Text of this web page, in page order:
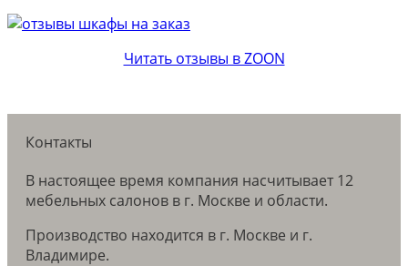
Читать отзывы в ZOON
Контакты
В настоящее время компания насчитывает 12
мебельных салонов в г. Москве и области.
Производство находится в г. Москве и г.
Владимире.